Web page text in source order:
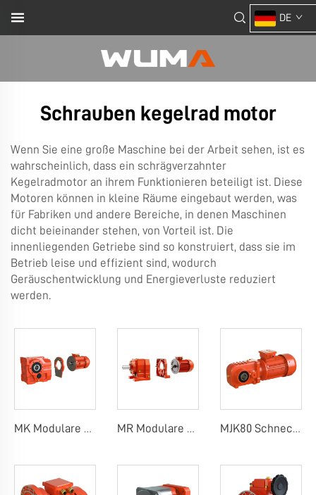
DE
Schrauben kegelrad motor
Wenn Sie eine große Maschine bei der Arbeit sehen, ist es
wahrscheinlich, dass ein schrägverzahnter
Kegelradmotor an ihrem Funktionieren beteiligt ist. Diese
Motoren können in kleine Räume eingebaut werden, was
für Fabriken und andere Bereiche, in denen Maschinen
dicht beieinander stehen, von Vorteil ist. Die
innenliegenden Getriebe sind so konstruiert, dass sie im
Betrieb leise und effizient sind, wodurch
Geräuschentwicklung und Energieverluste reduziert
werden.
MK Modulare Kegelrad-Schneckenradgetriebe MR Modulare Stirnradgetriebe MJK80 Schneckenradgetriebe